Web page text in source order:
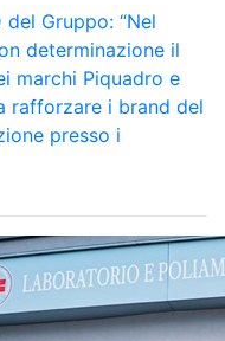
Gruppo: “Nel
determinazione il
marchi Piquadro e
rafforzare i brand del
presso i